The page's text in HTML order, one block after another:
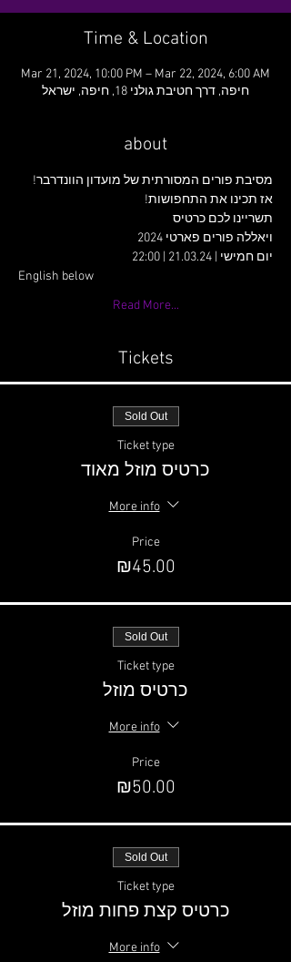
Time & Location
Mar 21, 2024, 10:00 PM – Mar 22, 2024, 6:00 AM
חיפה, דרך חטיבת גולני 18, חיפה, ישראל
about
מסיבת פורים המסורתית של מועדון הוונדרבר!
אז תכינו את התחפושות!
תשריינו לכם כרטיס
ויאללה פורים פארטי 2024
יום חמישי | 21.03.24 | 22:00
English below
Read More...
Tickets
Sold Out
Ticket type
כרטיס מוזל מאוד
More info
Price
₪45.00
Sold Out
Ticket type
כרטיס מוזל
More info
Price
₪50.00
Sold Out
Ticket type
כרטיס קצת פחות מוזל
More info